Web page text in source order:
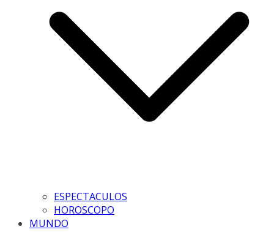
ESPECTACULOS
HOROSCOPO
MUNDO